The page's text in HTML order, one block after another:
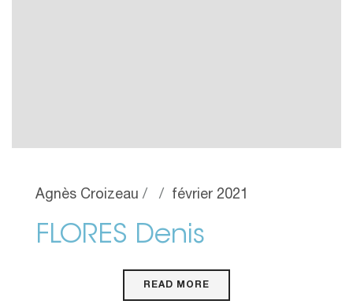
Agnès Croizeau février 2021
FLORES Denis
READ MORE